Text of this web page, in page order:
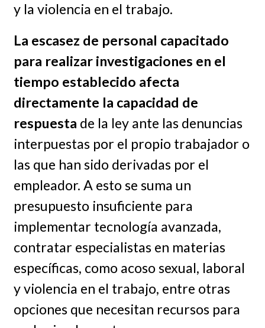
y la violencia en el trabajo.
La escasez de personal capacitado
para realizar investigaciones en el
tiempo establecido afecta
directamente la capacidad de
respuesta de la ley ante las denuncias
interpuestas por el propio trabajador o
las que han sido derivadas por el
empleador. A esto se suma un
presupuesto insuficiente para
implementar tecnología avanzada,
contratar especialistas en materias
específicas, como acoso sexual, laboral
y violencia en el trabajo, entre otras
opciones que necesitan recursos para